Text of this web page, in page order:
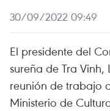
30/09/2022 09:49
El presidente del
sureña de Tra Vinh,
reunión de trabajo
Ministerio de